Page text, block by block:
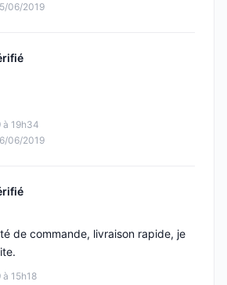
06/2019
à 19h34
06/2019
15h18
de commande, livraison rapide, je